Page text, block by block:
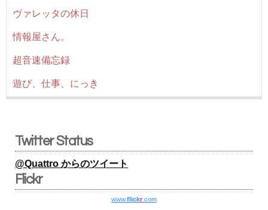
ヴァレッタの休日
情報屋さん。
超音速備忘録
遊び、仕事、にっき
Twitter Status
@Quattro からのツイート
Flickr
www.flickr.com